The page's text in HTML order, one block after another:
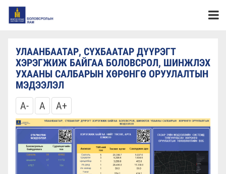
УЛААНБААТАР, СҮХБААТАР ДҮҮРЭГТ
ХЭРЭГЖИЖ БАЙГАА БОЛОВСРОЛ, ШИНЖЛЭХ
УХААНЫ САЛБАРЫН ХӨРӨНГӨ ОРУУЛАЛТЫН
МЭДЭЭЛЭЛ
A-
A A+